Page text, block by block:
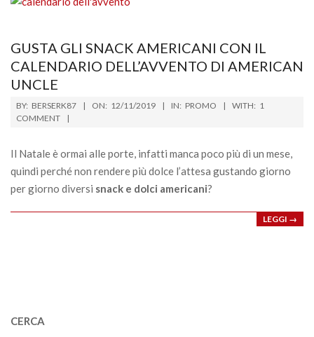
GUSTA GLI SNACK AMERICANI CON IL
CALENDARIO DELL’AVVENTO DI AMERICAN
UNCLE
2019-
11-
BY: BERSERK87 ON: 12/11/2019 IN: PROMO WITH: 1
COMMENT
Il Natale è ormai alle porte, infatti manca poco più di un mese,
quindi perché non rendere più dolce l’attesa gustando giorno
per giorno diversi snack e dolci americani?
LEGGI →
CERCA